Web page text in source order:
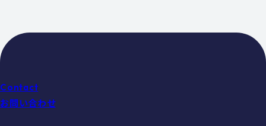
Contact
お問い合わせ